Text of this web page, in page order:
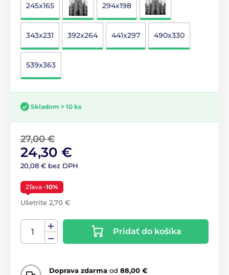
245x165 294x198
343x231 392x264 441x297 490x330
539x363
Skladom > 10 ks
27,00 €
24,30 €
20,08 € bez DPH
Zľava -10%
Ušetríte 2,70 €
Pridať do košíka
Doprava zdarma od 88,00 €